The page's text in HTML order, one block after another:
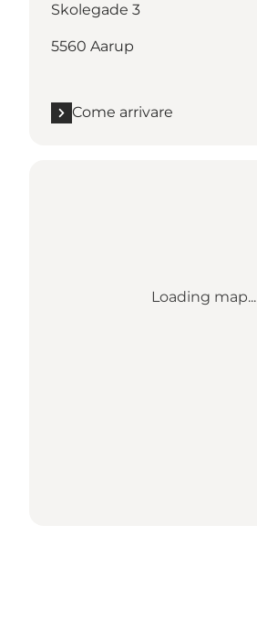
Skolegade 3
5560 Aarup
Come arrivare
Loading map...